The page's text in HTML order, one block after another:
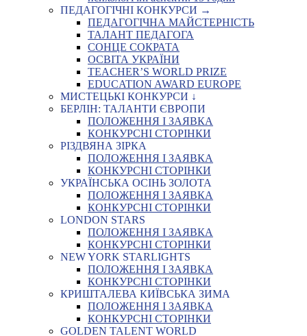
ПЕДАГОГІЧНІ КОНКУРСИ →
ПЕДАГОГІЧНА МАЙСТЕРНІСТЬ
ТАЛАНТ ПЕДАГОГА
СОНЦЕ СОКРАТА
ОСВІТА УКРАЇНИ
TEACHER’S WORLD PRIZE
EDUCATION AWARD EUROPE
МИСТЕЦЬКІ КОНКУРСИ ↓
БЕРЛІН: ТАЛАНТИ ЄВРОПИ
ПОЛОЖЕННЯ І ЗАЯВКА
КОНКУРСНІ СТОРІНКИ
РІЗДВЯНА ЗІРКА
ПОЛОЖЕННЯ І ЗАЯВКА
КОНКУРСНІ СТОРІНКИ
УКРАЇНСЬКА ОСІНЬ ЗОЛОТА
ПОЛОЖЕННЯ І ЗАЯВКА
КОНКУРСНІ СТОРІНКИ
LONDON STARS
ПОЛОЖЕННЯ І ЗАЯВКА
КОНКУРСНІ СТОРІНКИ
NEW YORK STARLIGHTS
ПОЛОЖЕННЯ І ЗАЯВКА
КОНКУРСНІ СТОРІНКИ
КРИШТАЛЕВА КИЇВСЬКА ЗИМА
ПОЛОЖЕННЯ І ЗАЯВКА
КОНКУРСНІ СТОРІНКИ
GOLDEN TALENT WORLD